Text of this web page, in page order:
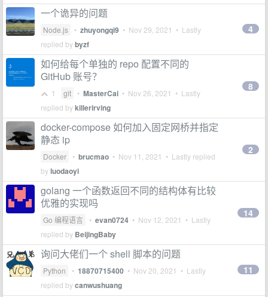
一个诡异的问题
Node.js • zhuyongqi9 • Nov 29, 2021 • Lastly
replied bybyzf
4
如何给每个单独的 repo 配置不同的
GitHub 账号？
1 git • MasterCai • Nov 26, 2021 • Lastly
replied bykillerirving
8
docker-compose 如何加入固定网桥并指定
静态 ip
Docker • brucmao • Nov 11, 2021 • Lastly replied
byluodaoyi
2
golang 一个函数返回不同的结构体有比较
优雅的实现吗
Go 编程语言 • evan0724 • Nov 12, 2021 • Lastly
replied by BeijingBaby
14
询问大佬们一个 shell 脚本的问题
Python • 18870715400 • Nov 20, 2021 • Lastly
replied bycanwushuang
11